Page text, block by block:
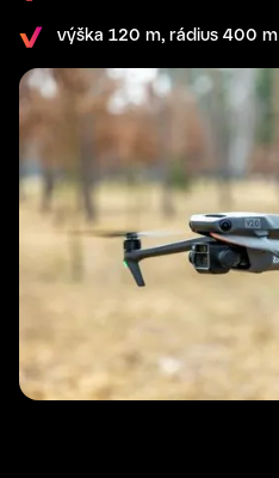
výška 120 m, rádius 400 m